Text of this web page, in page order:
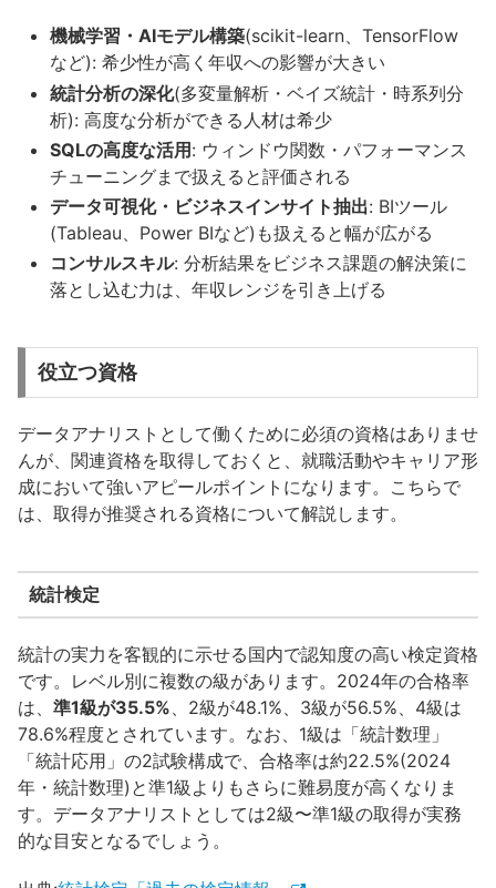
機械学習・AIモデル構築(scikit-learn、TensorFlow
など): 希少性が高く年収への影響が大きい
統計分析の深化(多変量解析・ベイズ統計・時系列分
析): 高度な分析ができる人材は希少
SQLの高度な活用: ウィンドウ関数・パフォーマンス
チューニングまで扱えると評価される
データ可視化・ビジネスインサイト抽出: BIツール
(Tableau、Power BIなど)も扱えると幅が広がる
コンサルスキル: 分析結果をビジネス課題の解決策に
落とし込む力は、年収レンジを引き上げる
役立つ資格
データアナリストとして働くために必須の資格はありませ
んが、関連資格を取得しておくと、就職活動やキャリア形
成において強いアピールポイントになります。こちらで
は、取得が推奨される資格について解説します。
統計検定
統計の実力を客観的に示せる国内で認知度の高い検定資格
です。レベル別に複数の級があります。2024年の合格率
は、 準1級が35.5% 、2級が48.1%、3級が56.5%、4級は
78.6%程度とされています。なお、1級は「統計数理」
「統計応用」の2試験構成で、合格率は約22.5%(2024
年・統計数理)と準1級よりもさらに難易度が高くなりま
す。データアナリストとしては2級〜準1級の取得が実務
的な目安となるでしょう。